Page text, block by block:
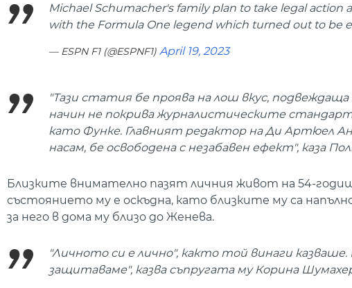
Michael Schumacher's family plan to take legal action
with the Formula One legend which turned out to be
— ESPN F1 (@ESPNF1) April 19, 2023
"Тази статия бе проява на лош вкус,
начин не покрива журналистическите
като Функе. Главният редактор на Ди Артюел
насам, бе освободена с незабавен ефект", каза
Близките внимателно пазят личния живот на 54-
състоянието му е оскъдна, като близките му са
за него в дома му близо до Женева.
"Личното си е лично", както той винаги
защитаваме", казва съпругата му Корина